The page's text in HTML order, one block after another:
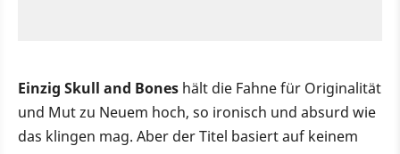
Einzig Skull and Bones hält die Fahne für Originalität
und Mut zu Neuem hoch, so ironisch und absurd wie
das klingen mag. Aber der Titel basiert auf keinem